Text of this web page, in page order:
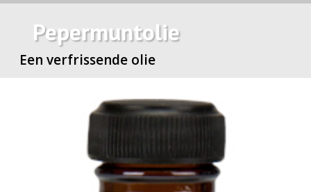
Pepermuntolie
Een verfrissende olie